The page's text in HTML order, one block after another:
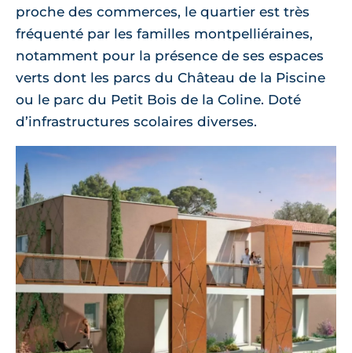
proche des commerces, le quartier est très
fréquenté par les familles montpelliéraines,
notamment pour la présence de ses espaces
verts dont les parcs du Château de la Piscine
ou le parc du Petit Bois de la Coline. Doté
d’infrastructures scolaires diverses.